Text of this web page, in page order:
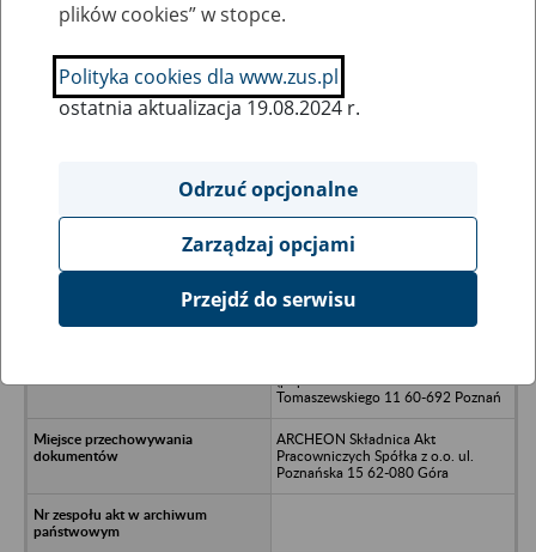
SZUKAJ
Ukryj wszystkie pozycje bazy
JOKER Mańkowscy, Skorupiński
Tomaszewskiego 11 60-692 Poznań
ARCHEON Składnica Akt
Pracowniczych Spółka z o.o. ul.
Poznańska 15 62-080 Góra
plików cookies” w stopce.
Polityka cookies dla www.zus.pl
ostatnia aktualizacja 19.08.2024 r.
Odrzuć opcjonalne
Zarządzaj opcjami
Przejdź do serwisu